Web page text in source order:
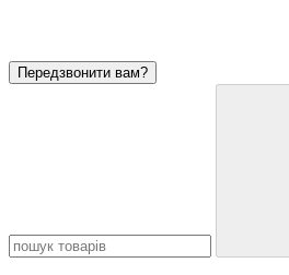
Передзвонити вам?